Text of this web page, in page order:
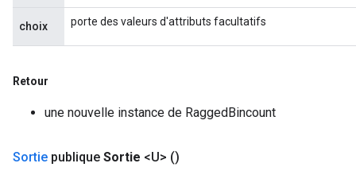
choix porte des valeurs d'attributs facultatifs
Retour
une nouvelle instance de RaggedBincount
Sortie publique Sortie <U> ()